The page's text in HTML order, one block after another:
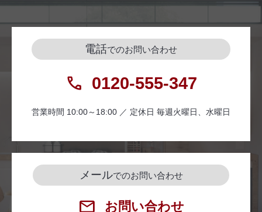
電話でのお問い合わせ
0120-555-347
営業時間 10:00～18:00 ／ 定休日 毎週火曜日、水曜日
メールでのお問い合わせ
お問い合わせ